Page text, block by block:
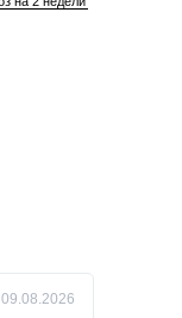
09.08.2026